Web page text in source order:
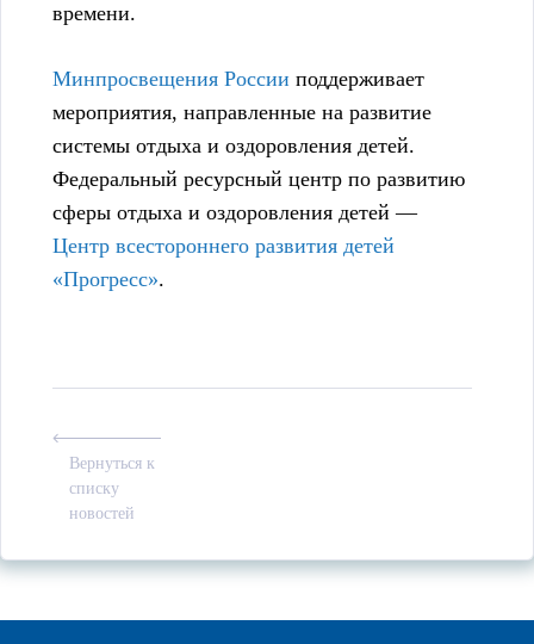
времени.
Минпросвещения России поддерживает
мероприятия, направленные на развитие
системы отдыха и оздоровления детей.
Федеральный ресурсный центр по развитию
сферы отдыха и оздоровления детей —
Центр всестороннего развития детей
«Прогресс».
Вернуться к
списку
новостей